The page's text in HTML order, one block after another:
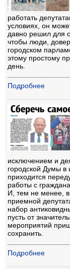
работать
условиях, он
давно решил для
чтобы люди,
городском
этому простому
день.
Подробнее
исключением и
городской Думы в
приходится
работы с
И, тем не менее, в
приемной
набор
пусть от
мероприятий
сохранить.
Подробнее